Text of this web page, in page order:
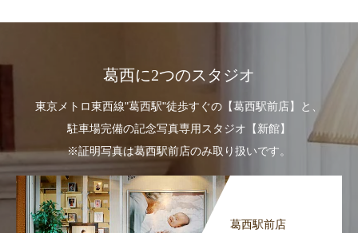
葛西に2つのスタジオ
東京メトロ東西線"葛西駅"徒歩すぐの【葛西駅前店】と、
駐車場完備の記念写真専用スタジオ【新館】
※証明写真は葛西駅前店のみ取り扱いです。
葛西駅前店